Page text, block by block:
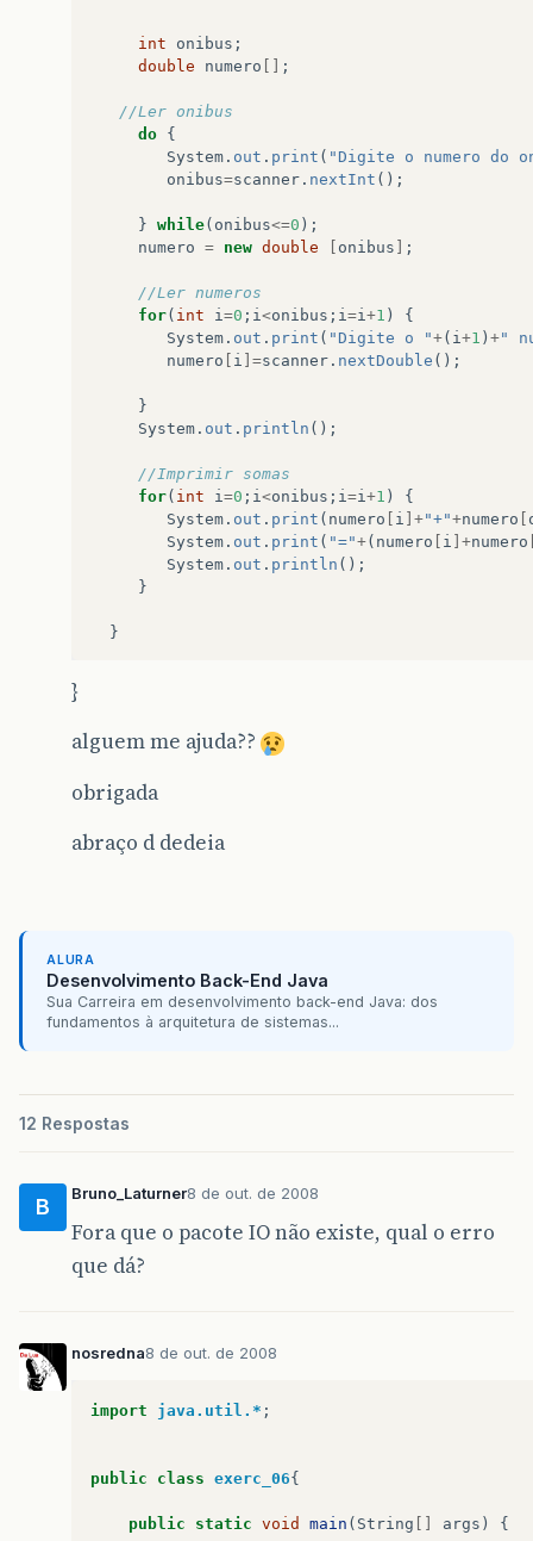
int onibus ;
double
numero ;
//Ler onibus
do {
System . out . print ( "Digite o numero do
onibus=scanner . nextInt ();
} while( onibus<=0 );
numero = new double onibus ;
//Ler numeros
for( int i =0 ; i <onibus ; i =i +1 )
{
System . out . print ( "Digite o "+( i +1 ) +"
numero
i ]=scanner . nextDouble ();
}
System . out . println ();
//Imprimir somas
for( int i =0 ; i <onibus ; i =i +1 )
{
System . out . print ( numero i ]+"+"+numero
System . out . print ( "="+( numero i ]+numero
System . out . println ();
}
}
}
alguem me ajuda??
obrigada
abraço d dedeia
ALURA
Desenvolvimento Back-End Java
Sua Carreira em desenvolvimento back-end Java: dos
fundamentos à arquitetura de sistemas...
12 Respostas
B
Bruno_Laturner8 de out. de 2008
Fora que o pacote IO não existe, qual o erro
que dá?
nosredna8 de out. de 2008
import java.util.* ;
public class exerc_06{
public static void main ( String args ) {